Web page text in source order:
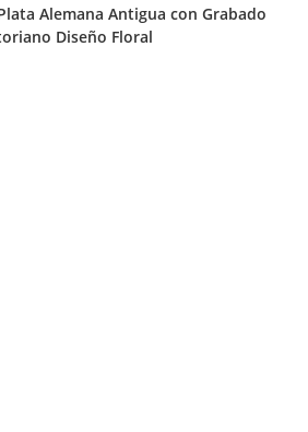
Alemana Antigua con Grabado
Diseño Floral